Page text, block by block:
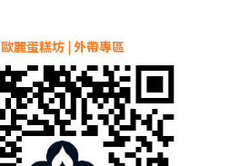
歐麗蛋糕坊 | 外帶專區